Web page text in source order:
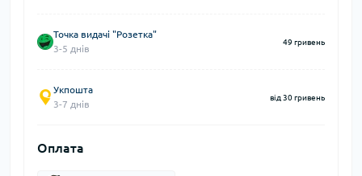
Точка видачі "Розетка"
3-5 днів
49 гривень
Укпошта
3-7 днів
від 30 гривень
Оплата